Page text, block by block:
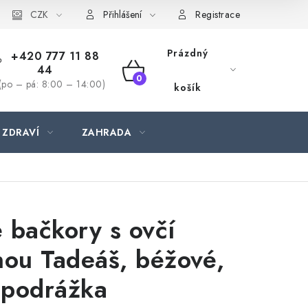
CZK Přihlášení Registrace
+420 777 11 88
44
– pá: 8:00 – 14:00)
NÁKUPNÍ
Prázdný
košík
ZAHRADA
bačkory s ovčí
Tadeáš, béžové,